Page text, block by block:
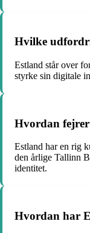
Hvilke
Estland står over
styrke sin digitale
Hvordan fejrer
Estland har en rig
den årlige Tallinn
identitet.
Hvordan har